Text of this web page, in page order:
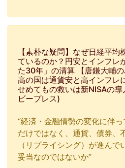
【素朴な疑問】なぜ日経平
ているのか？円安とインフレ
た30年」の清算 【唐鎌大輔
高の国は通貨安と高インフレ
せめてもの救いは新NISAの
ビープレス)
“経済・金融情勢の変化に伴
だけではなく、通貨、債券、
（リプライシング）が進ん
妥当なのではないか”